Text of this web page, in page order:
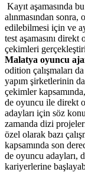
Kayıt aşamasında
alınmasından sonra,
edilebilmesi için ve
test aşamasını
çekimleri
Malatya oyuncu
odition çalışmaları
yapım şirketlerinin
çekimler
de oyuncu ile direkt
adayları için söz
zamanda dizi
özel olarak bazı
kapsamında son
de oyuncu adayları,
kariyerlerine